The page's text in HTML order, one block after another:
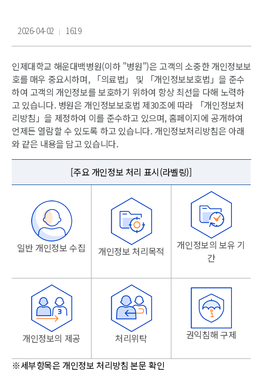
2026-04-02 1619
인제대학교 해운대백병원(이하 "병원")은 고객의 소중한 개인정보보
호를 매우 중요시하며, 「의료법」 및 「개인정보보호법」을 준수
하여 고객의 개인정보를 보호하기 위하여 항상 최선을 다해 노력하
고 있습니다. 병원은 개인정보보호법 제30조에 따라 「개인정보처
리방침」을 제정하여 이를 준수하고 있으며, 홈페이지에 공개하여
언제든 열람할 수 있도록 하고 있습니다. 개인정보처리방침은 아래
와 같은 내용을 담고 있습니다.
[주요 개인정보 처리 표시(라벨링)]
일반 개인정보 수집 개인정보 처리목적
개인정보의 보유 기
간
개인정보의 제공 처리위탁 권익침해 구제
※세부항목은 개인정보 처리방침 본문 확인